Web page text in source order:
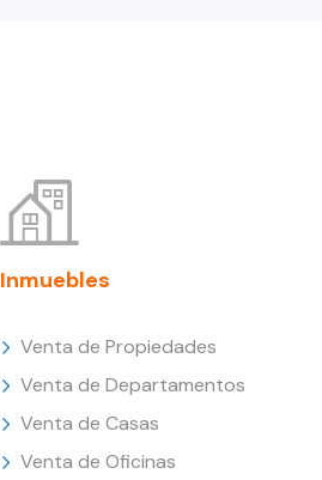
Inmuebles
Venta de Propiedades
Venta de Departamentos
Venta de Casas
Venta de Oficinas